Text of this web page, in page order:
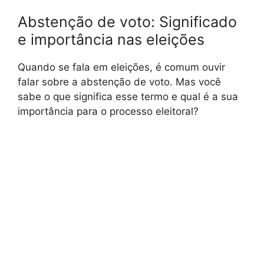
Abstenção de voto: Significado
e importância nas eleições
Quando se fala em eleições, é comum ouvir
falar sobre a abstenção de voto. Mas você
sabe o que significa esse termo e qual é a sua
importância para o processo eleitoral?